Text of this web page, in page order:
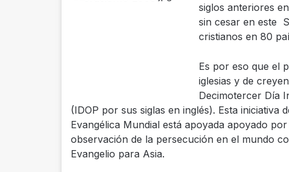
siglos anteriores
sin cesar en este
cristianos en 80
Es por eso que el
iglesias y de
Decimotercer Día
(IDOP por sus siglas en inglés). Esta iniciativa
Evangélica Mundial está apoyada apoyado
observación de la persecución en el mundo
Evangelio para Asia.